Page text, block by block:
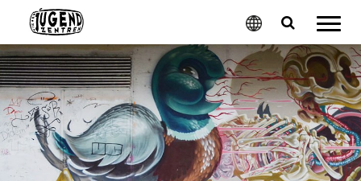
Menu
Toggle
Search
Google
Translate